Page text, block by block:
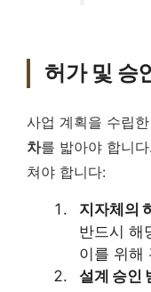
허가 및 승
사업 계획을 수립
차를 밟아야 합니
쳐야 합니다:
지자체의
반드시 해
이를 위해
설계 승인